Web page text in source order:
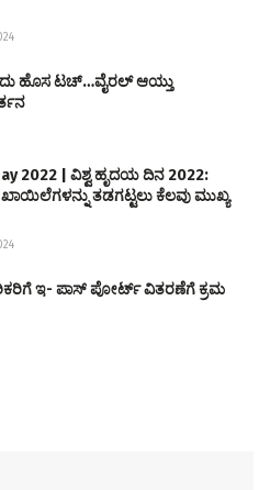
ಹೊಸ ಟಚ್…ವೈರಲ್ ಆಯ್ತು
2022 | ವಿಶ್ವ ಹೃದಯ ದಿನ 2022:
ತಡಗಟ್ಟಲು ಕೆಲವು ಮುಖ್ಯ
ಇ- ಪಾಸ್ ಪೋರ್ಟ್ ವಿತರಣೆಗೆ ಕ್ರಮ